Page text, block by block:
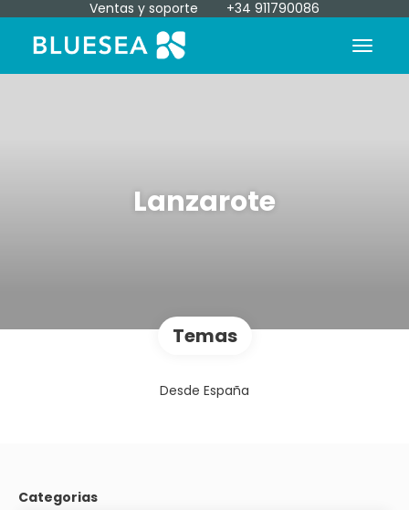
Ventas y soporte +34 911790086
Lanzarote
Temas
Desde España
Categorias